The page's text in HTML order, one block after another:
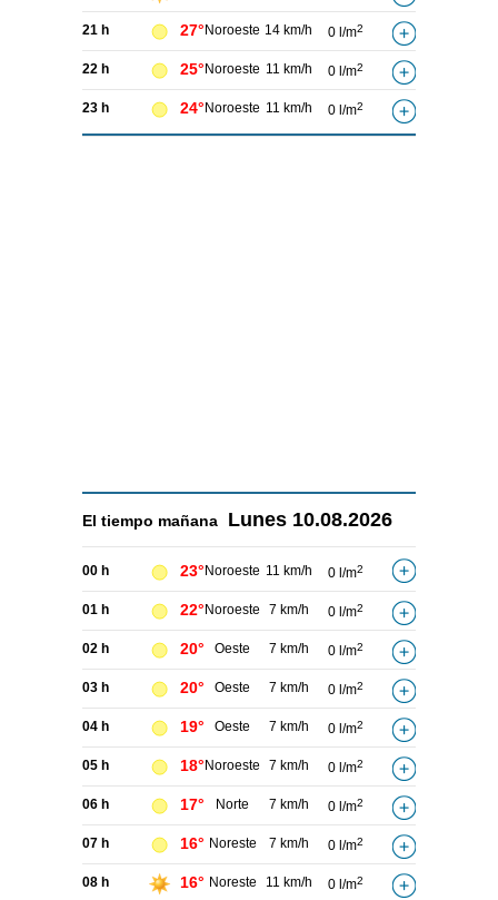
21 h 27° Noroeste 14 km/h 0 l/m2
22 h 25° Noroeste 11 km/h 0 l/m2
23 h 24° Noroeste 11 km/h 0 l/m2
El tiempo mañana Lunes 10.08.2026
00 h 23° Noroeste 11 km/h 0 l/m2
01 h 22° Noroeste 7 km/h 0 l/m2
02 h 20° Oeste 7 km/h 0 l/m2
03 h 20° Oeste 7 km/h 0 l/m2
04 h 19° Oeste 7 km/h 0 l/m2
05 h 18° Noroeste 7 km/h 0 l/m2
06 h 17° Norte 7 km/h 0 l/m2
07 h 16° Noreste 7 km/h 0 l/m2
08 h 16° Noreste 11 km/h 0 l/m2